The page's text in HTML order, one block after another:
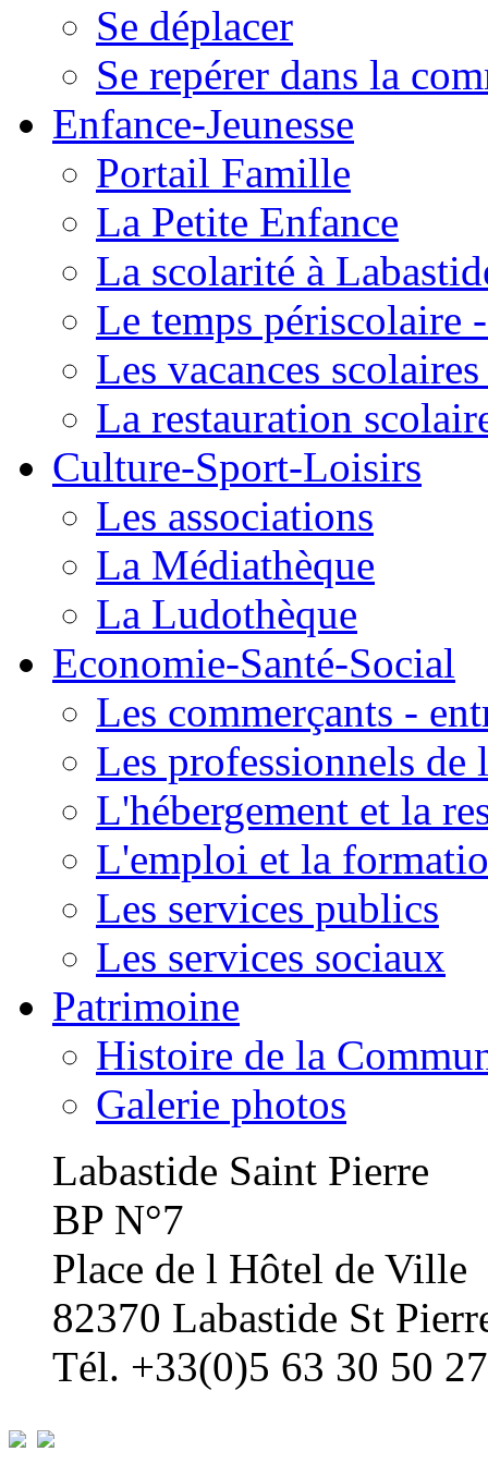
Se déplacer
Se repérer dans la
Enfance-Jeunesse
Portail Famille
La Petite Enfance
La scolarité à
Le temps périscolaire
Les vacances
La restauration
Culture-Sport-Loisirs
Les associations
La Médiathèque
La Ludothèque
Economie-Santé-Social
Les commerçants -
Les professionnels de
L'hébergement et la
L'emploi et la
Les services publics
Les services sociaux
Patrimoine
Histoire de la
Galerie photos
Labastide Saint Pierre
BP N°7
Place de l Hôtel de Ville
82370 Labastide St
Tél. +33(0)5 63 30 50 27